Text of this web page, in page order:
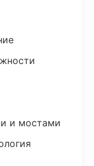
и мостами